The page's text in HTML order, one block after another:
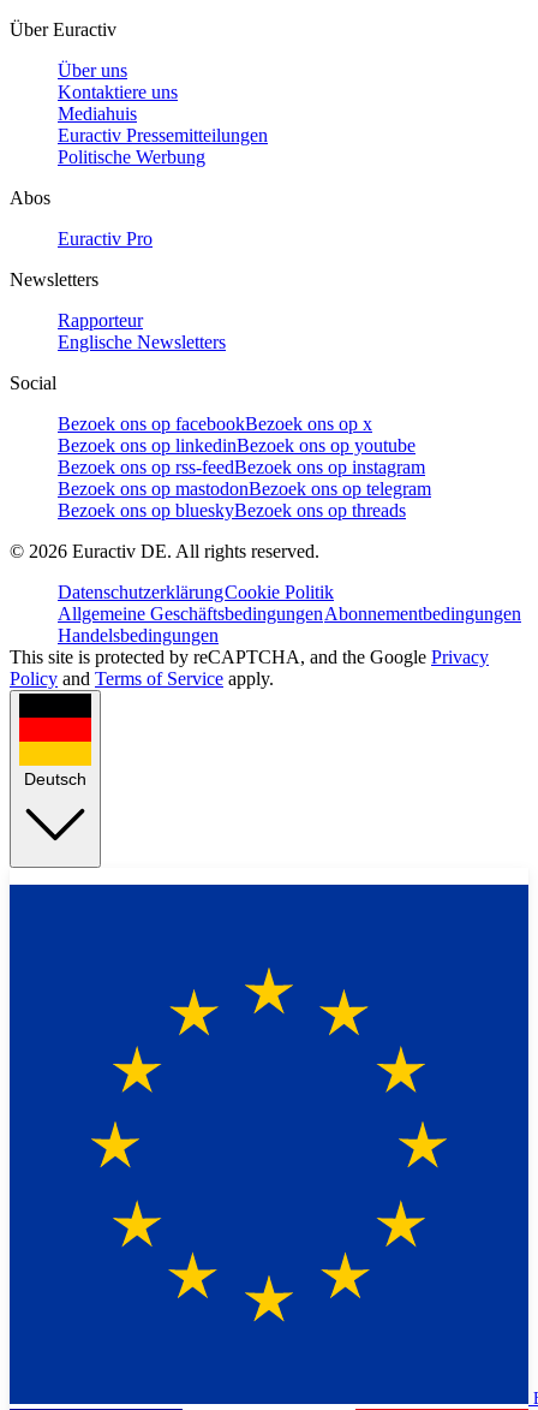
Über Euractiv
Über uns
Kontaktiere uns
Mediahuis
Euractiv Pressemitteilungen
Politische Werbung
Abos
Euractiv Pro
Newsletters
Rapporteur
Englische Newsletters
Social
Bezoek ons op facebookBezoek ons op x
Bezoek ons op linkedinBezoek ons op youtube
Bezoek ons op rss-feedBezoek ons op instagram
Bezoek ons op mastodonBezoek ons op telegram
Bezoek ons op blueskyBezoek ons op threads
© 2026 Euractiv DE. All rights reserved.
DatenschutzerklärungCookie Politik
Allgemeine GeschäftsbedingungenAbonnementbedingungen
Handelsbedingungen
This site is protected by reCAPTCHA, and the Google Privacy
Policy and Terms of Service apply.
Deutsch